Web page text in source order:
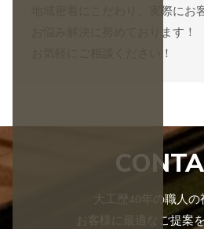
地域密着にこだわり、実際にお
お悩み解決に努めております！
ください！
大工歴40年の職人
お客様に最適なご提案